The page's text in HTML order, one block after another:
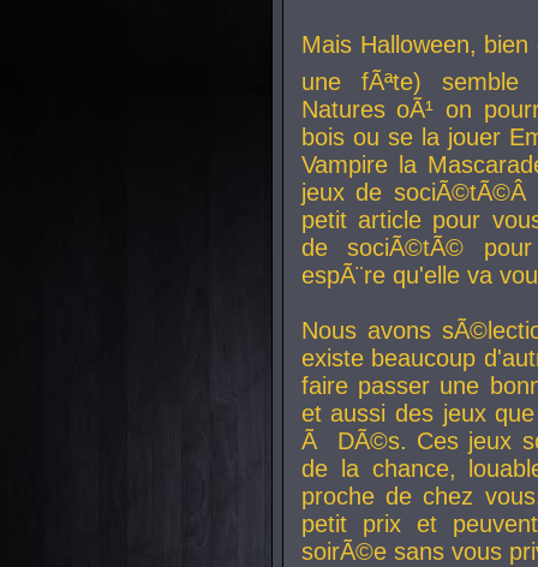
Mais Halloween, bien
une fÃªte) semble
Natures oÃ¹ on
bois ou se la jouer
Vampire la
jeux de
petit article pour
de sociÃ©tÃ©
espÃ¨re qu'elle va
Nous avons
existe beaucoup
faire passer une
et aussi des jeux
Ã DÃ©s. Ces jeux
de la chance,
proche de chez
petit prix et
soirÃ©e sans vous